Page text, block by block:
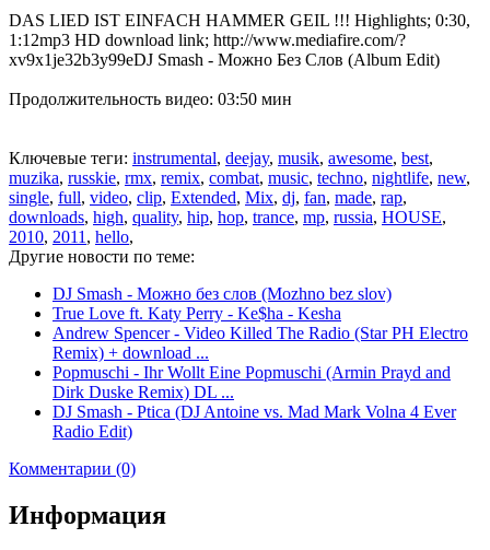
DAS LIED IST EINFACH HAMMER GEIL !!! Highlights; 0:30,
1:12mp3 HD download link; http://www.mediafire.com/?
xv9x1je32b3y99eDJ Smash - Можно Без Слов (Album Edit)
Продолжительность видео: 03:50 мин
Ключевые теги: instrumental, deejay, musik, awesome, best,
muzika, russkie, rmx, remix, combat, music, techno, nightlife, new,
single, full, video, clip, Extended, Mix, dj, fan, made, rap,
downloads, high, quality, hip, hop, trance, mp, russia, HOUSE,
2010, 2011 , hello,
Другие новости по теме:
DJ Smash - Можно без слов (Mozhno bez slov)
True Love ft. Katy Perry - Ke$ha - Kesha
Andrew Spencer - Video Killed The Radio (Star PH Electro
Remix) + download ...
Popmuschi - Ihr Wollt Eine Popmuschi (Armin Prayd and
Dirk Duske Remix) DL ...
DJ Smash - Ptica (DJ Antoine vs. Mad Mark Volna 4 Ever
Radio Edit)
Комментарии (0)
Информация